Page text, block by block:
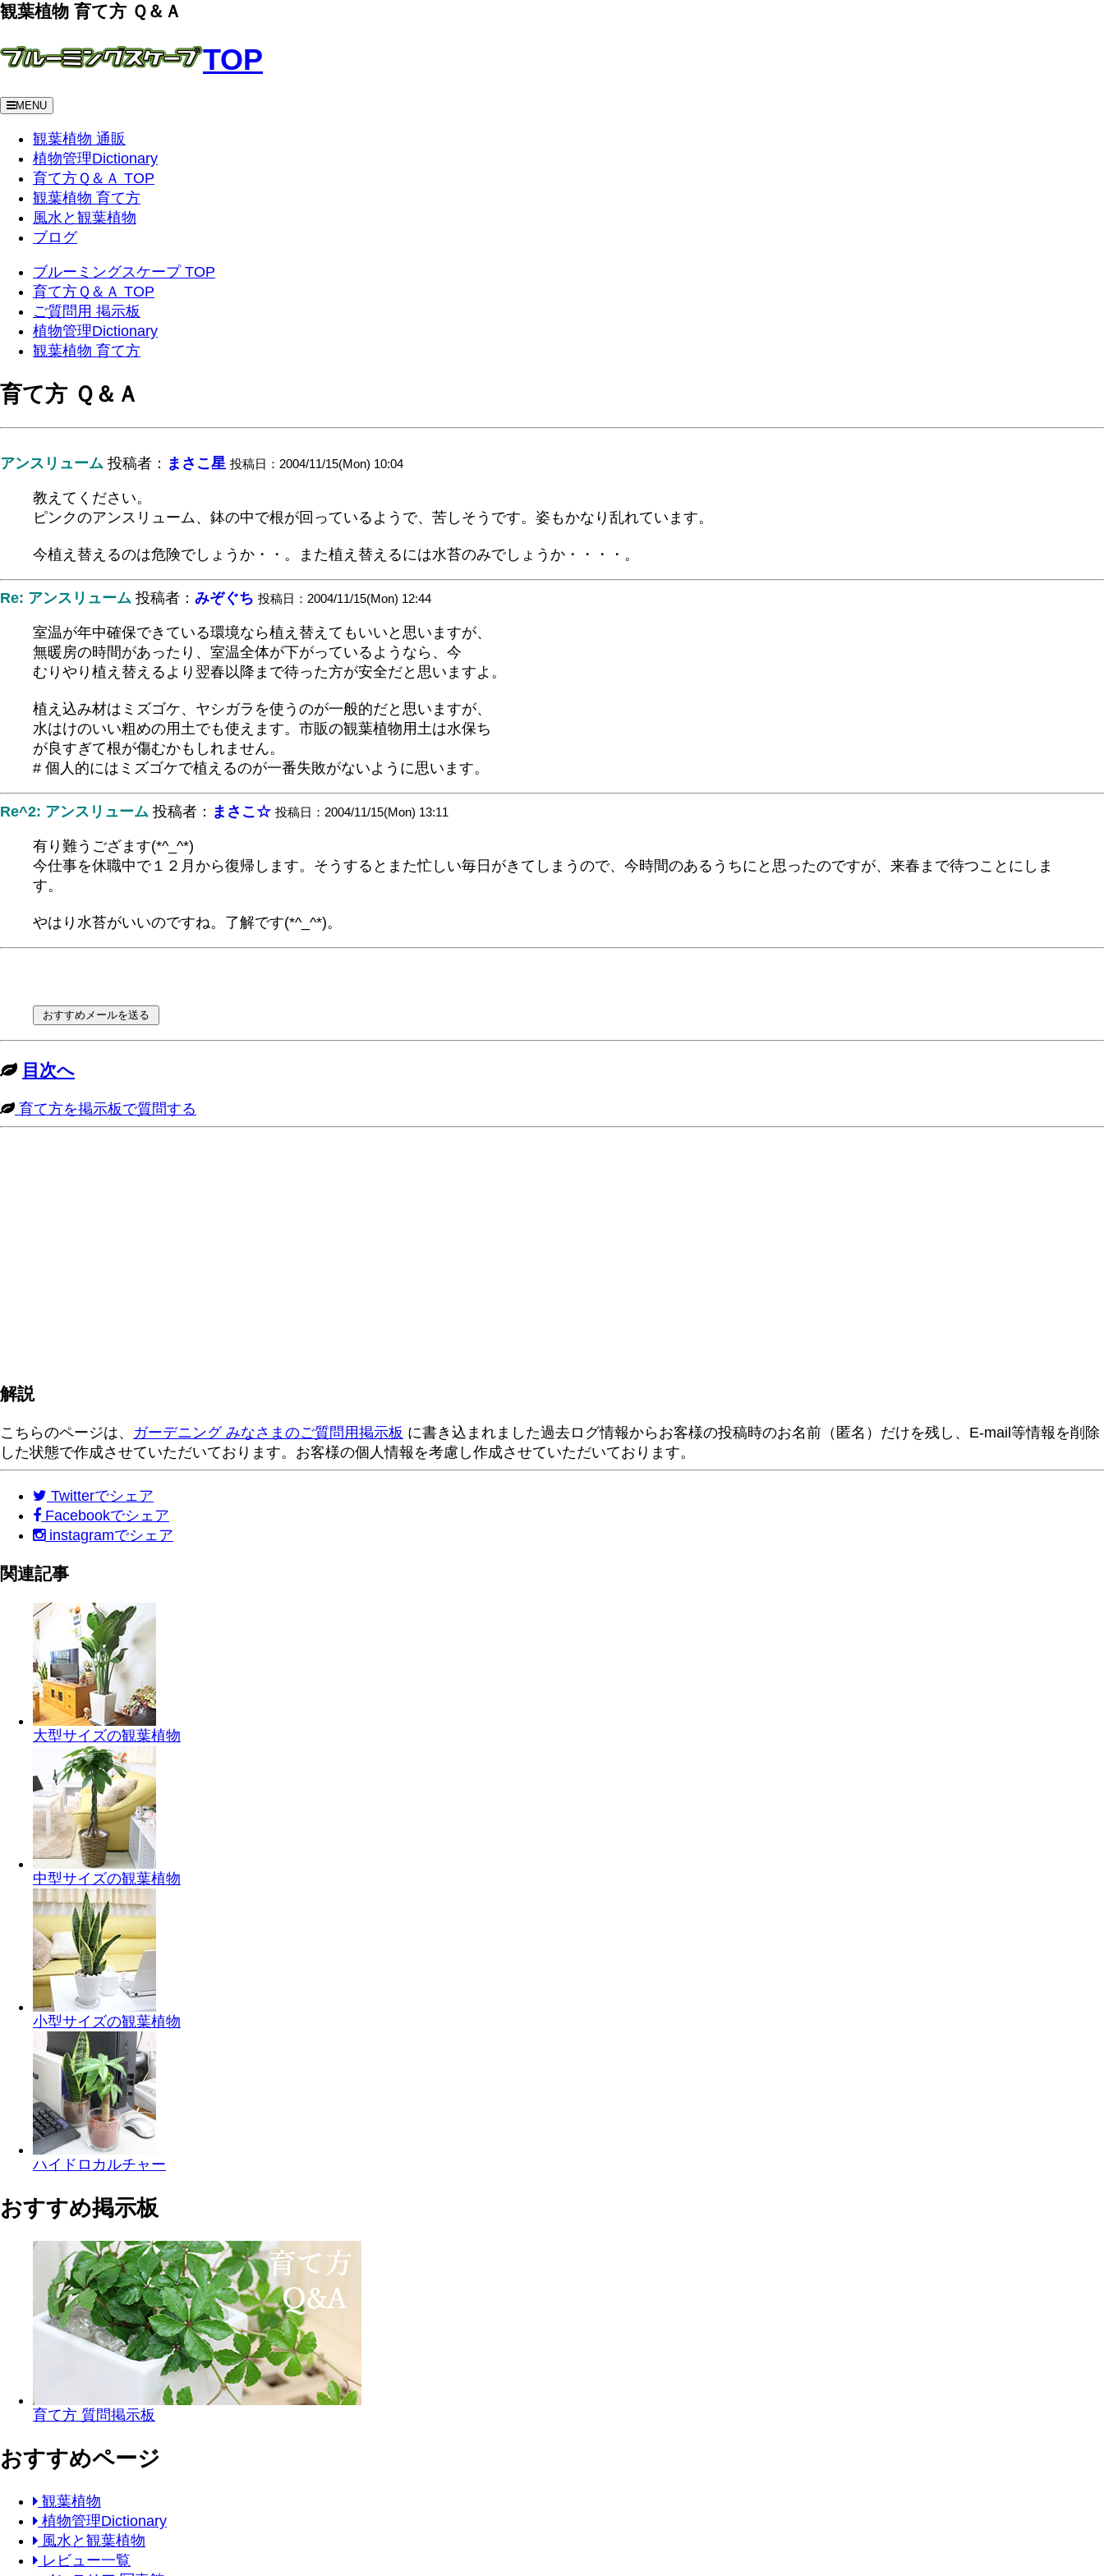
観葉植物 育て方 Ｑ＆Ａ
TOP
MENU
観葉植物 通販
植物管理Dictionary
育て方Ｑ＆Ａ TOP
観葉植物 育て方
風水と観葉植物
ブログ
ブルーミングスケープ TOP
育て方Ｑ＆Ａ TOP
ご質問用 掲示板
植物管理Dictionary
観葉植物 育て方
育て方 Ｑ＆Ａ
アンスリューム 投稿者： まさこ星 投稿日：2004/11/15(Mon) 10:04
教えてください。
ピンクのアンスリューム、鉢の中で根が回っているようで、苦しそうです。姿もかなり乱れています。
今植え替えるのは危険でしょうか・・。また植え替えるには水苔のみでしょうか・・・・。
Re: アンスリューム 投稿者： みぞぐち 投稿日：2004/11/15(Mon) 12:44
室温が年中確保できている環境なら植え替えてもいいと思いますが、
無暖房の時間があったり、室温全体が下がっているようなら、今
むりやり植え替えるより翌春以降まで待った方が安全だと思いますよ。
植え込み材はミズゴケ、ヤシガラを使うのが一般的だと思いますが、
水はけのいい粗めの用土でも使えます。市販の観葉植物用土は水保ち
が良すぎて根が傷むかもしれません。
# 個人的にはミズゴケで植えるのが一番失敗がないように思います。
Re^2: アンスリューム 投稿者： まさこ☆ 投稿日：2004/11/15(Mon) 13:11
有り難うござます(*^_^*)
今仕事を休職中で１２月から復帰します。そうするとまた忙しい毎日がきてしまうので、今時間のあるうちにと思ったのですが、来春まで待つことにしま
す。
やはり水苔がいいのですね。了解です(*^_^*)。
目次へ
育て方を掲示板で質問する
解説
こちらのページは、 ガーデニング みなさまのご質問用掲示板 に書き込まれました過去ログ情報からお客様の投稿時のお名前（匿名）だけを残し、E-mail等情報を削除
した状態で作成させていただいております。お客様の個人情報を考慮し作成させていただいております。
Twitterでシェア
Facebookでシェア
instagramでシェア
関連記事
大型サイズの観葉植物
中型サイズの観葉植物
小型サイズの観葉植物
ハイドロカルチャー
おすすめ掲示板
育て方 質問掲示板
おすすめページ
観葉植物
植物管理Dictionary
風水と観葉植物
レビュー一覧